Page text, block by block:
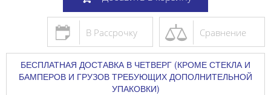
Сравнение
В Рассрочку
БЕСПЛАТНАЯ ДОСТАВКА В ЧЕТВЕРГ (КРОМЕ СТЕКЛА И
БАМПЕРОВ И ГРУЗОВ ТРЕБУЮЩИХ ДОПОЛНИТЕЛЬНОЙ
УПАКОВКИ)